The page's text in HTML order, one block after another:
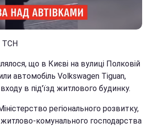
ТСН
що в Києві на вулиці Полковій
автомобіль Volkswagen Tiguan,
в під'їзд житлового будинку.
регіонального розвитку,
комунального господарства